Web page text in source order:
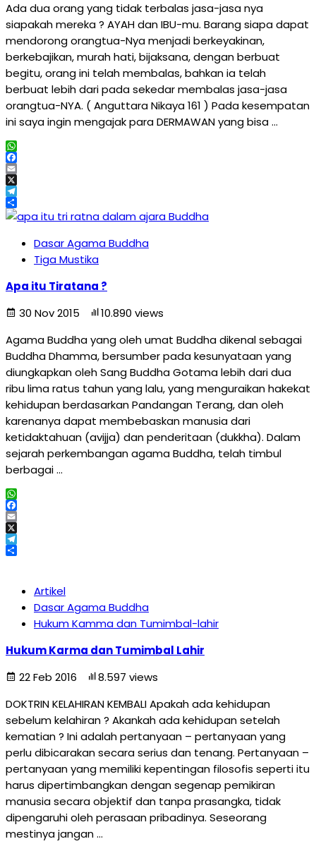
Ada dua orang yang tidak terbalas jasa-jasa nya
siapakah mereka ? AYAH dan IBU-mu. Barang siapa dapat
mendorong orangtua-Nya menjadi berkeyakinan,
berkebajikan, murah hati, bijaksana, dengan berbuat
begitu, orang ini telah membalas, bahkan ia telah
berbuat lebih dari pada sekedar membalas jasa-jasa
orangtua-NYA. ( Anguttara Nikaya 161 ) Pada kesempatan
ini saya ingin mengajak para DERMAWAN yang bisa …
WhatsApp
Facebook
Email
X
Telegram
Share
Dasar Agama Buddha
Tiga Mustika
Apa itu Tiratana ?
30 Nov 2015
10.890 views
Agama Buddha yang oleh umat Buddha dikenal sebagai
Buddha Dhamma, bersumber pada kesunyataan yang
diungkapkan oleh Sang Buddha Gotama lebih dari dua
ribu lima ratus tahun yang lalu, yang menguraikan hakekat
kehidupan berdasarkan Pandangan Terang, dan oleh
karenanya dapat membebaskan manusia dari
ketidaktahuan (avijja) dan penderitaan (dukkha). Dalam
sejarah perkembangan agama Buddha, telah timbul
berbagai …
WhatsApp
Facebook
Email
X
Telegram
Artikel
Dasar Agama Buddha
Hukum Kamma dan Tumimbal-lahir
Hukum Karma dan Tumimbal Lahir
22 Feb 2016
8.597 views
DOKTRIN KELAHIRAN KEMBALI Apakah ada kehidupan
sebelum kelahiran ? Akankah ada kehidupan setelah
kematian ? Ini adalah pertanyaan – pertanyaan yang
perlu dibicarakan secara serius dan tenang. Pertanyaan –
pertanyaan yang memiliki kepentingan filosofis seperti itu
harus dipertimbangkan dengan segenap pemikiran
manusia secara objektif dan tanpa prasangka, tidak
dipengaruhi oleh perasaan pribadinya. Seseorang
mestinya jangan …